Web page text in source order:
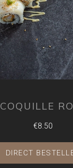
COQUILLE
€8.50
DIRECT